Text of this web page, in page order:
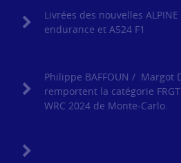
Livrées des nouvelles ALPINE
endurance et A524 F1
Philippe BAFFOUN / Margot
remportent la catégorie
WRC 2024 de Monte-Carlo.